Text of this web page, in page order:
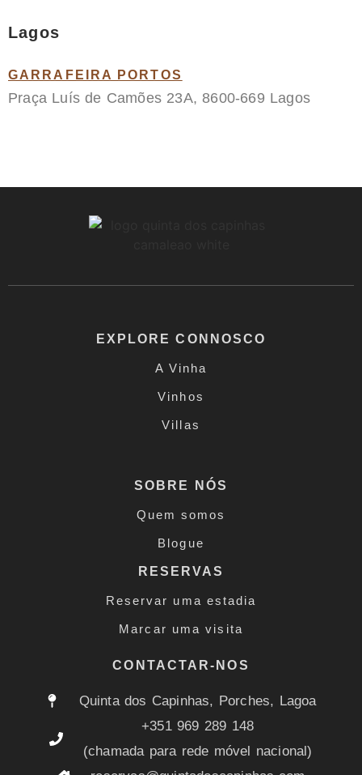
Lagos
GARRAFEIRA PORTOS
Praça Luís de Camões 23A, 8600-669 Lagos
EXPLORE CONNOSCO
A Vinha
Vinhos
Villas
SOBRE NÓS
Quem somos
Blogue
RESERVAS
Reservar uma estadia
Marcar uma visita
CONTACTAR-NOS
Quinta dos Capinhas, Porches, Lagoa
+351 969 289 148
(chamada para rede móvel nacional)